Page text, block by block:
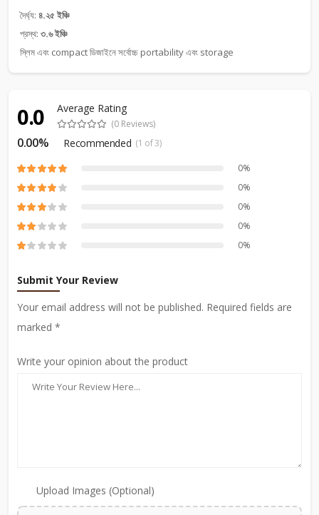
দৈর্ঘ্য: ৪.২৫ ইঞ্চি
প্রস্থ: ৩.৬ ইঞ্চি
স্লিম এবং compact ডিজাইনে সর্বোচ্চ portability এবং storage
0.0 Average Rating
(0 Reviews)
0.00% Recommended (1 of 3)
0%
0%
0%
0%
0%
Submit Your Review
Your email address will not be published. Required fields are
marked *
Write your opinion about the product
Upload Images (Optional)